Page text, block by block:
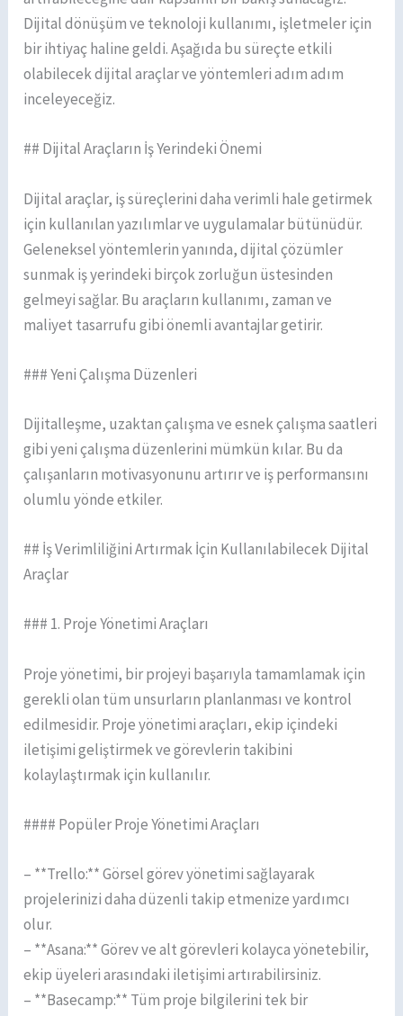
Dijital dönüşüm ve teknoloji kullanımı, işletmeler için
bir ihtiyaç haline geldi. Aşağıda bu süreçte etkili
olabilecek dijital araçlar ve yöntemleri adım adım
inceleyeceğiz.
## Dijital Araçların İş Yerindeki Önemi
Dijital araçlar, iş süreçlerini daha verimli hale getirmek
için kullanılan yazılımlar ve uygulamalar bütünüdür.
Geleneksel yöntemlerin yanında, dijital çözümler
sunmak iş yerindeki birçok zorluğun üstesinden
gelmeyi sağlar. Bu araçların kullanımı, zaman ve
maliyet tasarrufu gibi önemli avantajlar getirir.
### Yeni Çalışma Düzenleri
Dijitalleşme, uzaktan çalışma ve esnek çalışma saatleri
gibi yeni çalışma düzenlerini mümkün kılar. Bu da
çalışanların motivasyonunu artırır ve iş performansını
olumlu yönde etkiler.
## İş Verimliliğini Artırmak İçin Kullanılabilecek Dijital
Araçlar
### 1. Proje Yönetimi Araçları
Proje yönetimi, bir projeyi başarıyla tamamlamak için
gerekli olan tüm unsurların planlanması ve kontrol
edilmesidir. Proje yönetimi araçları, ekip içindeki
iletişimi geliştirmek ve görevlerin takibini
kolaylaştırmak için kullanılır.
#### Popüler Proje Yönetimi Araçları
– **Trello:** Görsel görev yönetimi sağlayarak
projelerinizi daha düzenli takip etmenize yardımcı
olur.
– **Asana:** Görev ve alt görevleri kolayca yönetebilir,
ekip üyeleri arasındaki iletişimi artırabilirsiniz.
– **Basecamp:** Tüm proje bilgilerini tek bir